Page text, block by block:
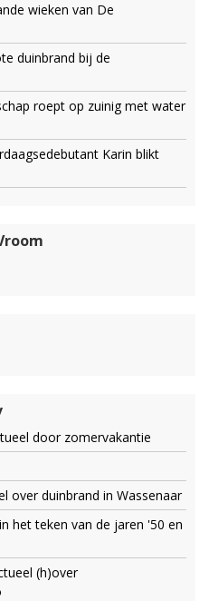
wieken van De
duinbrand bij de
roept op zuinig met water
Karin blikt
door zomervakantie
over duinbrand in Wassenaar
het teken van de jaren '50 en
(h)over